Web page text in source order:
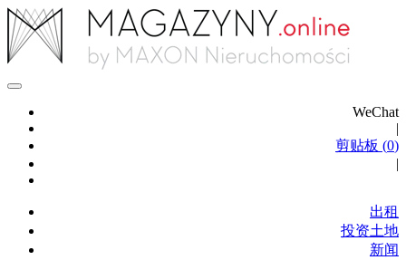
WeChat
|
剪贴板 (0)
|
出租
投资土地
新闻